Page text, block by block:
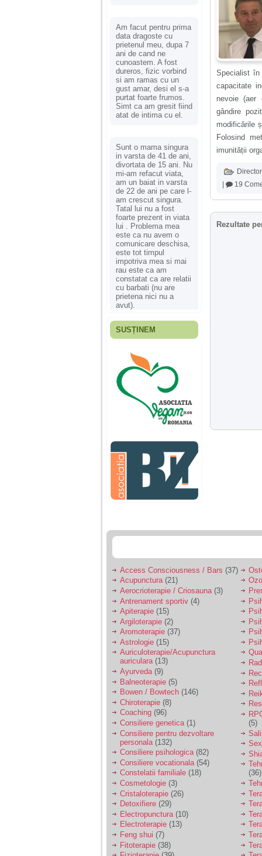
Am facut pentru prima
data dragoste cu
prietenul meu, dupa 7
ani de cand ne
cunoastem. A fost
dureros, fizic vorbind
si am ramas cu un
gust amar, desi el s-a
purtat foarte frumos.
Simt ca am gresit fiind
atat de intima cu el.
Sunt o mama singura
in varsta de 41 de ani,
divortata de 15 ani. Nu
mi-am refacut viata,
am un baiat in varsta
de 22 de ani pe care l-
am crescut singura.
Tatal lui nu a fost
foarte prezent in viata
lui . Problema mea
este ca nu avem o
comunicare deschisa,
este tot timpul
impotriva mea si mai
rau este ca am
constatat ca are relatii
cu barbati (nu are
prietena nici nu a
avut).
Fiica mea s-a nascut
ani, privind in urma
realizez cat de multe
greseli am facut in
educatia si cresterea
ei, am fost o mama
egoista, preocupata
de implinirea
profesionala, cand ea
era mica am neglijat-
agresiva, orice
greseala era taxata cu
o palma sau pedepse.
De 4 ani am o relatie
serioasa cu un barbat
sa se manifeste o
Ma aflu aici pentru ca
vreau sa stiu daca am
nevoie de un psiholog
sau psihiatru.
Sunt casatorita, am
31 de ani si un copil in
varsta de 2 ani care
mi-e lumina ochilor.
De ceva timp simt ca
mi s-a adunat
oboseala, o oboseala
cronica de care nu pot
scapa si simt ca din
cauza ei nu pot
controla nervii si
cateodata are copilul
de suferit.
Am o bariera peste
care nu pot trece:
prietena mea a ramas
insarcinata cu o fata.
Am fost de comun
acord sa facem un
copil, cu gandul ca e
baiat.
SUSȚINEM
Specialist
capacitate
nevoie (aer
gândire
modificările
Folosind
imunității
19
Rezultate
Access Consciousness / Bars (37)
Acupunctura(21)
Aerocrioterapie / Criosauna (3)
Antrenament sportiv (4)
Apiterapie (15)
Argiloterapie (2)
Aromoterapie (37)
Astrologie (15)
Auriculoterapie/Acupunctura
auriculara(13)
Ayurveda(9)
Balneoterapie (5)
Bowen / Bowtech (146)
Chiroterapie (8)
Coaching (96)
Consiliere genetica(1)
Consiliere pentru dezvoltare
personala (132)
Consiliere psihologica(82)
Consiliere vocationala (54)
Constelatii familiale (18)
Cosmetologie (3)
Cristaloterapie (26)
Detoxifiere (29)
Electropunctura (10)
Electroterapie (13)
Feng shui (7)
Fitoterapie (38)
(5)
(36)